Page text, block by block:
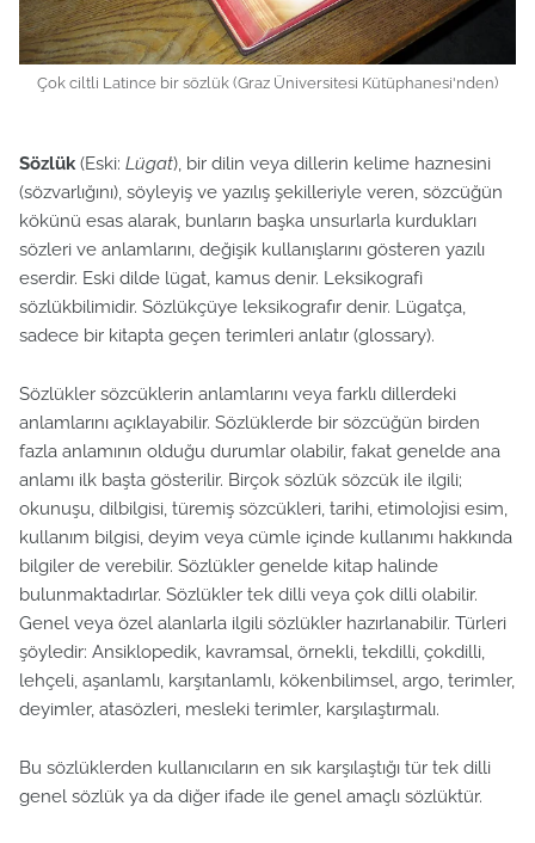
Çok ciltli Latince bir sözlük (Graz Üniversitesi Kütüphanesi'nden)
Sözlük(Eski: Lügat), bir dilin veya dillerin kelime haznesini
(sözvarlığını), söyleyiş ve yazılış şekilleriyle veren, sözcüğün
kökünü esas alarak, bunların başka unsurlarla kurdukları
sözleri ve anlamlarını, değişik kullanışlarını gösteren yazılı
eserdir. Eski dilde lügat, kamus denir. Leksikografi
sözlükbilimidir. Sözlükçüye leksikografır denir. Lügatça,
sadece bir kitapta geçen terimleri anlatır (glossary).
Sözlükler sözcüklerin anlamlarını veya farklı dillerdeki
anlamlarını açıklayabilir. Sözlüklerde bir sözcüğün birden
fazla anlamının olduğu durumlar olabilir, fakat genelde ana
anlamı ilk başta gösterilir. Birçok sözlük sözcük ile ilgili;
okunuşu, dilbilgisi, türemiş sözcükleri, tarihi, etimolojisi esim,
kullanım bilgisi, deyim veya cümle içinde kullanımı hakkında
bilgiler de verebilir. Sözlükler genelde kitap halinde
bulunmaktadırlar. Sözlükler tek dilli veya çok dilli olabilir.
Genel veya özel alanlarla ilgili sözlükler hazırlanabilir. Türleri
şöyledir: Ansiklopedik, kavramsal, örnekli, tekdilli, çokdilli,
lehçeli, aşanlamlı, karşıtanlamlı, kökenbilimsel, argo, terimler,
deyimler, atasözleri, mesleki terimler, karşılaştırmalı.
Bu sözlüklerden kullanıcıların en sık karşılaştığı tür tek dilli
genel sözlük ya da diğer ifade ile genel amaçlı sözlüktür.